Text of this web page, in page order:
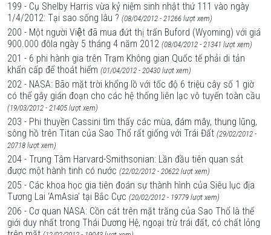
199 - Cụ Shelby Harris vừa kỷ niệm sinh nhật thứ 111 vào ngày
1/4/2012: Tại sao sống lâu ? (08/04/2012 - 21266 lượt xem)
200 - Một người Việt đã mua đứt thị trấn Buford (Wyoming) với giá
900.000 đôla ngày 5 tháng 4 năm 2012 (08/04/2012 - 21341 lượt xem)
201 - 6 phi hành gia trên Trạm Không gian Quốc tế phải di tản
khẩn cấp để thoát hiểm (01/04/2012 - 20430 lượt xem)
202 - NASA: Bão mặt trời khổng lồ với tốc độ 6 triệu cây số 1 giờ
có thể gây gián đoạn cho các hệ thống liên lạc vô tuyến toàn cầu
(19/03/2012 - 21405 lượt xem)
203 - Phi thuyền Cassini tìm thấy các mùa, đám mây, thung lũng,
sông hồ trên Titan của Sao Thổ rất giống với Trái Đất (29/02/2012 -
20718 lượt xem)
204 - Trung Tâm Harvard-Smithsonian: Lần đầu tiên quan sát
được một hành tinh có nước (22/02/2012 - 20622 lượt xem)
205 - Các khoa học gia tiên đoán sự thành hình của Siêu lục địa
Tương Lai ‘AmAsia’ tại Bắc Cực (20/02/2012 - 19779 lượt xem)
206 - Cơ quan NASA: Cồn cát trên mặt trăng của Sao Thổ là thế
giới duy nhất trong Thái Dương Hệ, ngoại trừ trái đất, có chất lỏng